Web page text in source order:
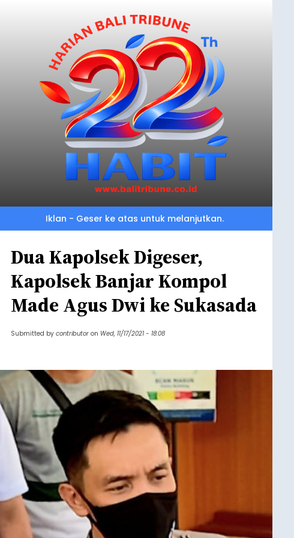
Iklan - Geser ke atas untuk melanjutkan.
Dua Kapolsek Digeser,
Kapolsek Banjar Kompol
Made Agus Dwi ke Sukasada
Submitted by contributor on Wed, 11/17/2021 - 18:08